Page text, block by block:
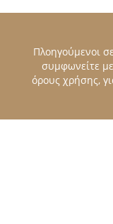
Πλοηγούμενοι
συμφωνείτε
όρους χρήσης,